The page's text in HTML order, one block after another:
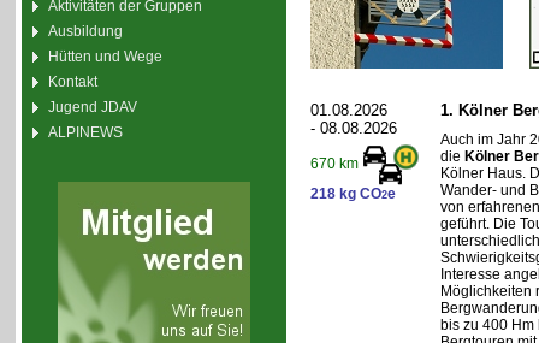
Aktivitäten der Gruppen
Ausbildung
Hütten und Wege
Kontakt
Jugend JDAV
ALPINEWS
01.08.2026
- 08.08.2026
670 km
218 kg CO2e
1. Kölner
Auch im Jahr
die Kölner
Kölner Haus.
Wander- und
von
geführt. Die
Interesse
Möglichkeiten
bis zu 400